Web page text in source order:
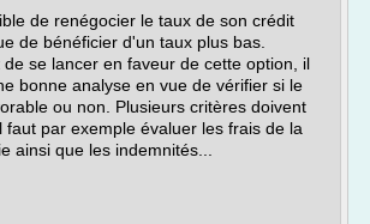
de renégocier le taux de son crédit
de bénéficier d'un taux plus bas.
de se lancer en faveur de cette option, il
bonne analyse en vue de vérifier si le
ou non. Plusieurs critères doivent
faut par exemple évaluer les frais de la
ainsi que les indemnités...